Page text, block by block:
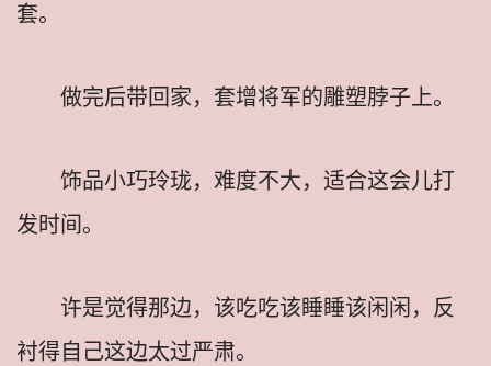
套。
做完后带回家，套增将军的雕塑脖子上。
饰品小巧玲珑，难度不大，适合这会儿打
发时间。
许是觉得那边，该吃吃该睡睡该闲闲，反
衬得自己这边太过严肃。